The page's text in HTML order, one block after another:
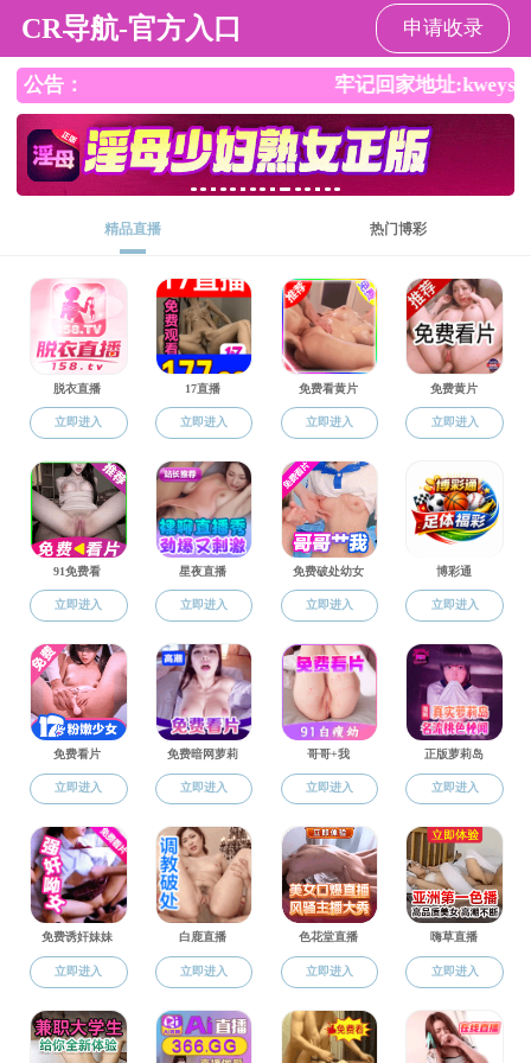
杏吧
杏吧概况 本科生教育
历史沿革
杏吧简介
历史沿革
杏吧 领导
组织机构
历史
内蒙古
吧 ；2014
杏吧 建设点